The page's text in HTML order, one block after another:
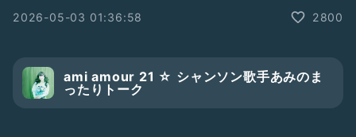
参加者の皆さんが
オーディションの公式ピアニストの
角堂りえさんのおかげで
成り立っているオーディション
2026-05-03 01:36:58
2800
ami amour 21 ☆ シャンソン歌手あみのま
ったりトーク